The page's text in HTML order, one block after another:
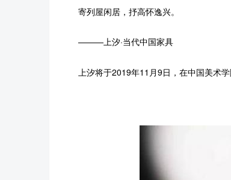
寄列屋闲居，抒高怀逸兴。
———上汐·当代中国家具
上汐将于2019年11月9日，在中国美术学